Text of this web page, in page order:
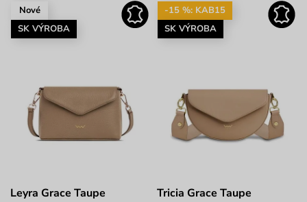
Nové
SK VÝROBA
Leyra Grace Taupe
-15 %: KAB15
SK VÝROBA
Tricia Grace Taupe